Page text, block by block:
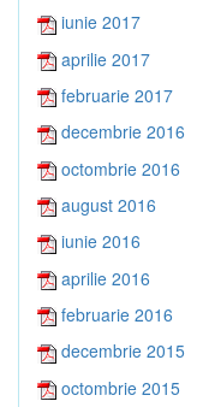
iunie 2017
aprilie 2017
februarie 2017
decembrie 2016
octombrie 2016
august 2016
iunie 2016
aprilie 2016
februarie 2016
decembrie 2015
octombrie 2015